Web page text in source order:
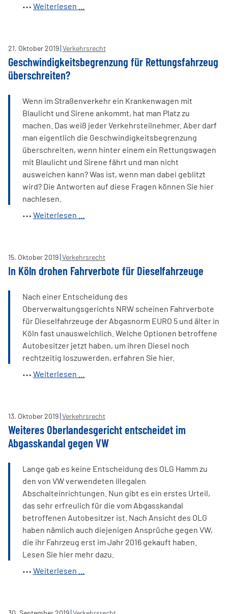
Weiterlesen …
für
Radfahrer
21. Oktober2019 Verkehrsrecht
Geschwindigkeitsbegrenzung für Rettungsfahrzeug
überschreiten?
Wenn im Straßenverkehr ein Krankenwagen mit
Blaulicht und Sirene ankommt, hat man Platz zu
machen. Das weiß jeder Verkehrsteilnehmer. Aber darf
man eigentlich die Geschwindigkeitsbegrenzung
überschreiten, wenn hinter einem ein Rettungswagen
mit Blaulicht und Sirene fährt und man nicht
ausweichen kann? Was ist, wenn man dabei geblitzt
wird? Die Antworten auf diese Fragen können Sie hier
nachlesen.
Weiterlesen …
15. Oktober2019 Verkehrsrecht
In Köln drohen Fahrverbote für Dieselfahrzeuge
Nach einer Entscheidung des
Oberverwaltungsgerichts NRW scheinen Fahrverbote
für Dieselfahrzeuge der Abgasnorm EURO 5 und älter in
Köln fast unausweichlich. Welche Optionen betroffene
Autobesitzer jetzt haben, um ihren Diesel noch
rechtzeitig loszuwerden, erfahren Sie hier.
Weiterlesen …
für
Dieselfahrzeuge
13. Oktober2019 Verkehrsrecht
Weiteres Oberlandesgericht entscheidet im
Abgasskandal gegen VW
Lange gab es keine Entscheidung des OLG Hamm zu
den von VW verwendeten illegalen
Abschalteinrichtungen. Nun gibt es ein erstes Urteil,
das sehr erfreulich für die vom Abgasskandal
betroffenen Autobesitzer ist. Nach Ansicht des OLG
haben nämlich auch diejenigen Ansprüche gegen VW,
die ihr Fahrzeug erst im Jahr 2016 gekauft haben.
Lesen Sie hier mehr dazu.
Weiterlesen …